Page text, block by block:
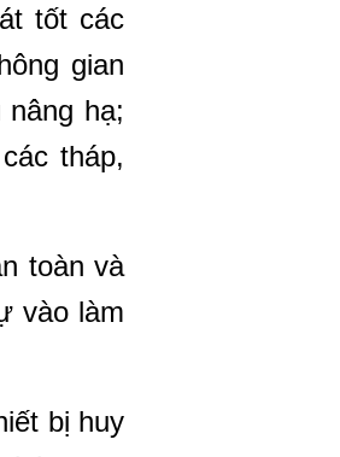
tốt các
gian
hạ;
tháp,
toàn và
vào làm
bị huy